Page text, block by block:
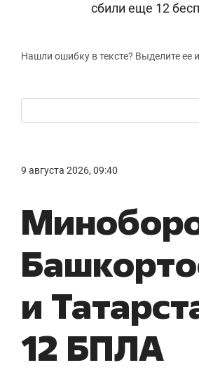
сбили еще 12
Нашли ошибку в тексте? Выделите ее
9 августа 2026, 09:40
и
12 БПЛА